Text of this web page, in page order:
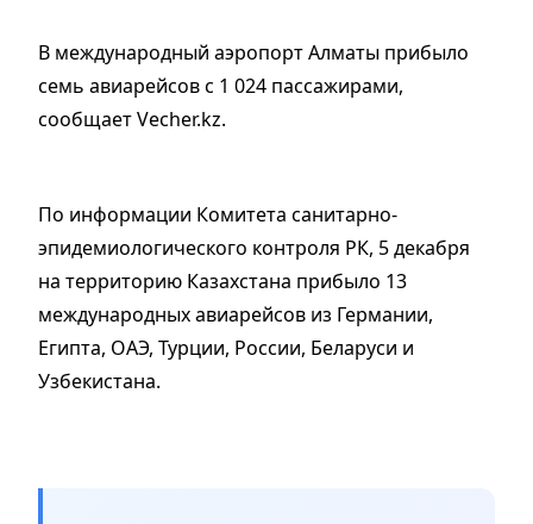
В международный аэропорт Алматы прибыло
семь авиарейсов с 1 024 пассажирами,
сообщает Vecher.kz.
По информации Комитета санитарно-
эпидемиологического контроля РК, 5 декабря
на территорию Казахстана прибыло 13
международных авиарейсов из Германии,
Египта, ОАЭ, Турции, России, Беларуси и
Узбекистана.